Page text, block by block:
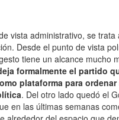
vista administrativo, se trata
Desde el punto de vista
tiene un alcance mucho
formalmente el partido
plataforma para
. Del otro lado quedó el
en las últimas semanas